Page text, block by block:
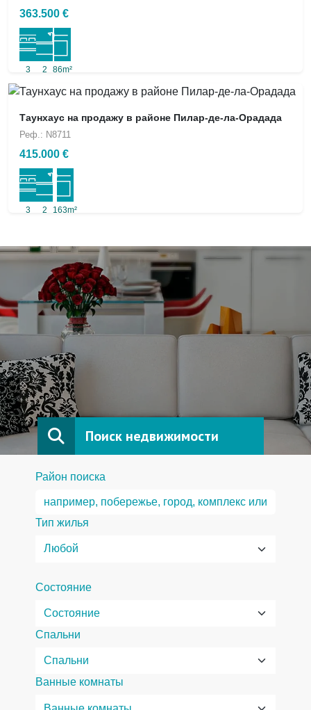
363.500 €
3 2 86m²
Таунхаус на продажу в районе Пилар-де-ла-Орадада
Реф.: N8711
415.000 €
3 2 163m²
Поиск недвижимости
Район поиска
Тип жилья
Состояние
Спальни
Ванные комнаты